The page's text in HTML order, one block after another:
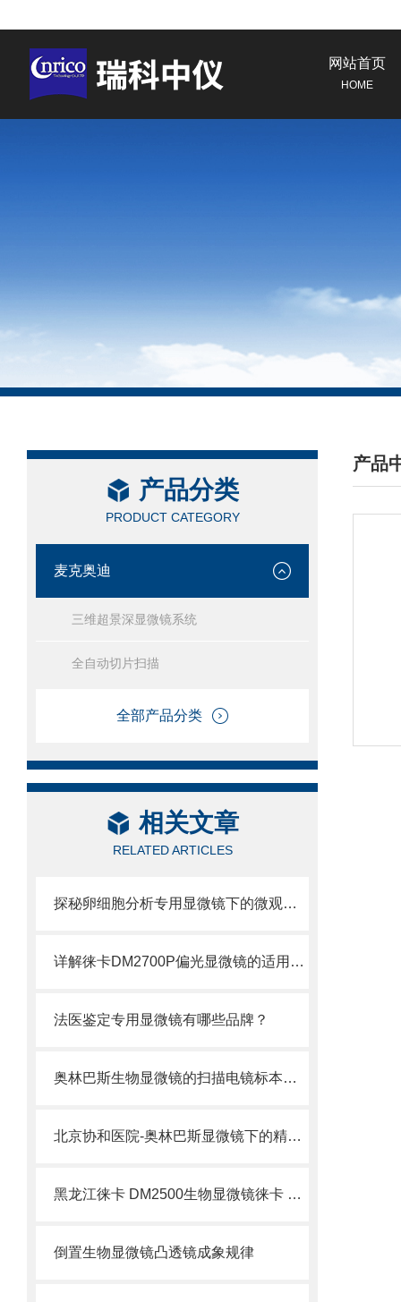
网站首页
HOME
产品分类
PRODUCT CATEGORY
麦克奥迪
三维超景深显微镜系统
全自动切片扫描
全部产品分类
相关文章
RELATED ARTICLES
探秘卵细胞分析专用显微镜下的微观世界
详解徕卡DM2700P偏光显微镜的适用技术DM2700P
法医鉴定专用显微镜有哪些品牌？
奥林巴斯生物显微镜的扫描电镜标本制备方法
北京协和医院-奥林巴斯显微镜下的精子（组图）
黑龙江徕卡 DM2500生物显微镜徕卡 DM2500新品
倒置生物显微镜凸透镜成象规律
产品
/